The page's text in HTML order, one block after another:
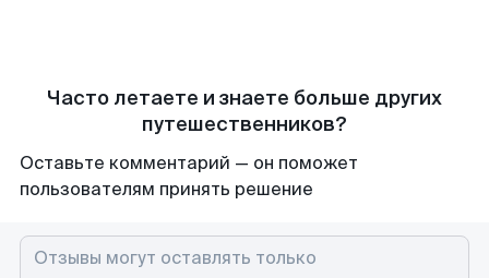
Часто летаете и знаете больше других
путешественников?
Оставьте комментарий — он поможет
пользователям принять решение